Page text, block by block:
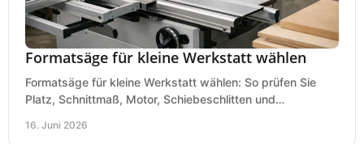
Formatsäge für kleine Werkstatt wählen
Formatsäge für kleine Werkstatt wählen: So prüfen Sie
Platz, Schnittmaß, Motor, Schiebeschlitten und
16. Juni 2026